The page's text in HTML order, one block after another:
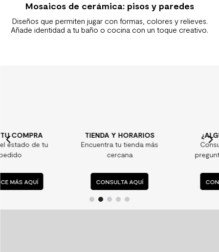
Mosaicos de cerámica: pisos y paredes
Diseños que permiten jugar con formas, colores y relieves.
Añade identidad a tu baño o cocina con un toque creativo.
TIENDA Y HORARIOS
Encuentra tu tienda más
CONSULTA AQUÍ
¿ALGUNA DUDA?
Consulta nuestras
preguntas frecuentes
CONSULTA AQUÍ